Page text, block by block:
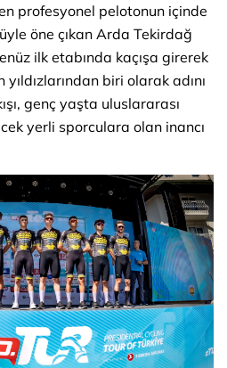
profesyonel pelotonun içinde
öne çıkan Arda Tekirdağ
ilk etabında kaçışa girerek
biri olarak adını
genç yaşta uluslararası
yerli sporculara olan inancı